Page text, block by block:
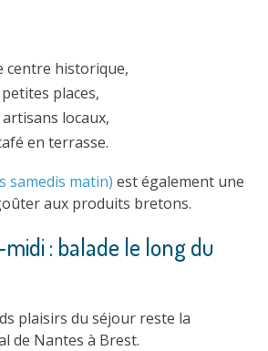
centre historique,
places,
locaux,
en terrasse.
samedis matin) est également une
aux produits bretons.
: balade le long du
plaisirs du séjour reste la
de Nantes à Brest.